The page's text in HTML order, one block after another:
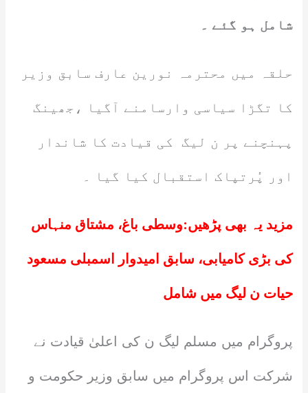
شامل ہو گئے ۔
حلقہ میں محترمہ نورین عارف سابق وزیر
کا تگڑا سیاسی وارسامنے آگیا ،جھینگ
پہنچنے پر ن لیگ کی قیادت کا شاندار
اور پُرتپاک استقبال کیا گیا ۔
مزید یہ بھی پڑھیں:وسطی باغ، مشتاق منہاس
کی بڑی کامیابی، سابق امیدوار اسمبلی مسعود
حیات ن لیگ میں شامل
پروگرام میں مسلم لیگ ن کی اعلیٰ قیادت نے
شرکت اس پروگرام میں سابق وزیر حکومت و